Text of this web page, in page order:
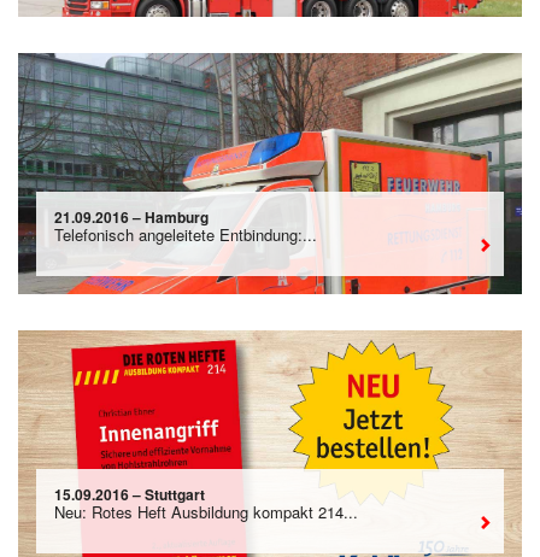
21.09.2016 – Hamburg
Telefonisch angeleitete Entbindung:...
15.09.2016 – Stuttgart
Neu: Rotes Heft Ausbildung kompakt 214...